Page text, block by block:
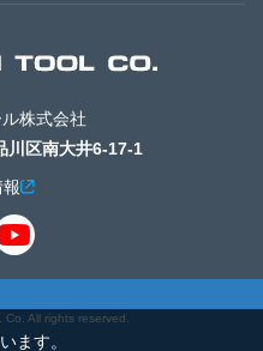
株式会社
川区南大井6-17-1
All rights reserved.
ます。